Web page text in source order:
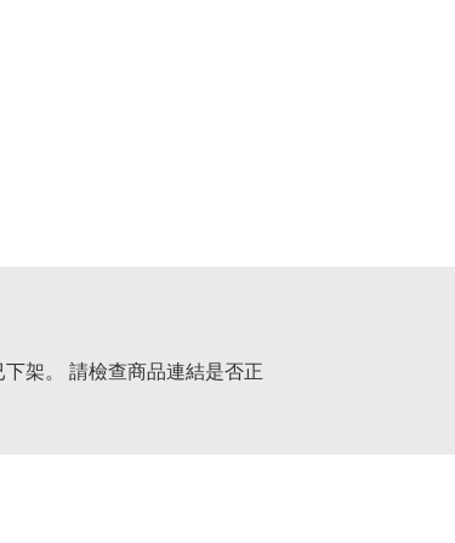
架。 請檢查商品連結是否正